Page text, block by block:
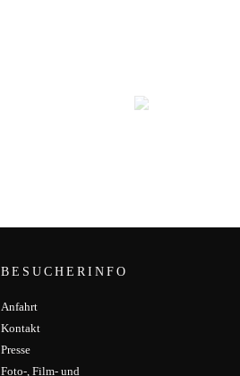
BESUCHERINFO
Anfahrt
Kontakt
Presse
Foto-, Film- und